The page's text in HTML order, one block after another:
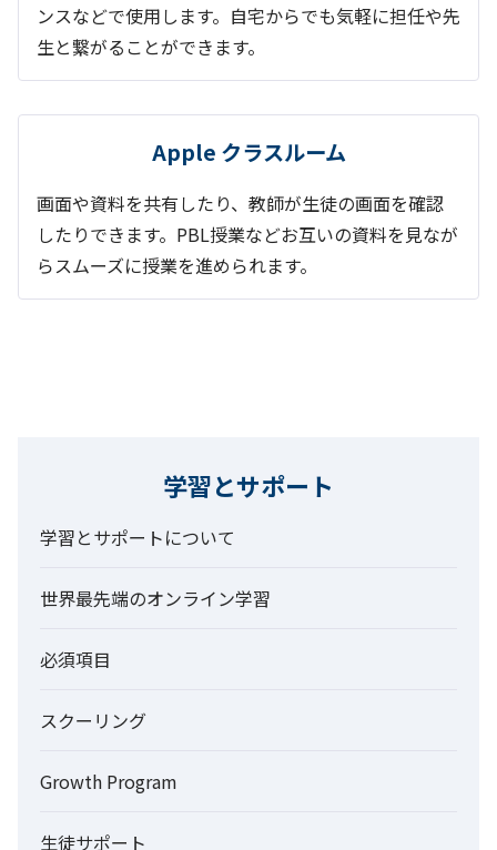
ンスなどで使用します。自宅からでも気軽に担任や先
生と繋がることができます。
Apple クラスルーム
画面や資料を共有したり、教師が生徒の画面を確認
したりできます。PBL授業などお互いの資料を見なが
らスムーズに授業を進められます。
学習とサポート
学習とサポートについて
世界最先端のオンライン学習
必須項目
スクーリング
Growth Program
生徒サポート